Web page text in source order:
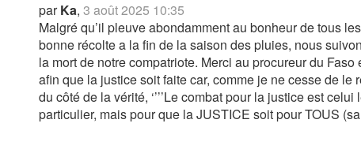
parKa, 3 août 2025 10:35
Malgré qu’il pleuve abondamment au bonheur de tous
bonne récolte a la fin de la saison des pluies, nous
la mort de notre compatriote. Merci au procureur du
afin que la justice soit faite car, comme je ne cesse de
du côté de la vérité, ‘’’’Le combat pour la justice est
particulier, mais pour que la JUSTICE soit pour TOUS